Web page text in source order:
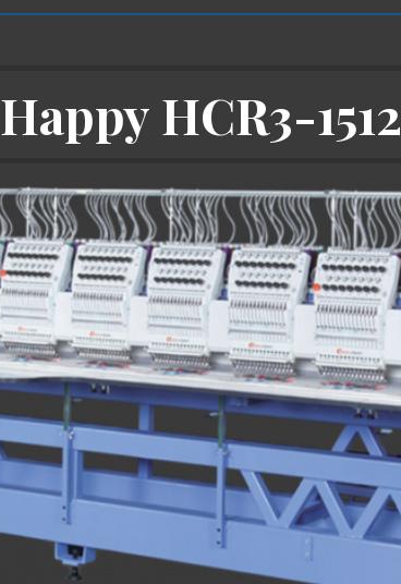
Happy HCR3-1512